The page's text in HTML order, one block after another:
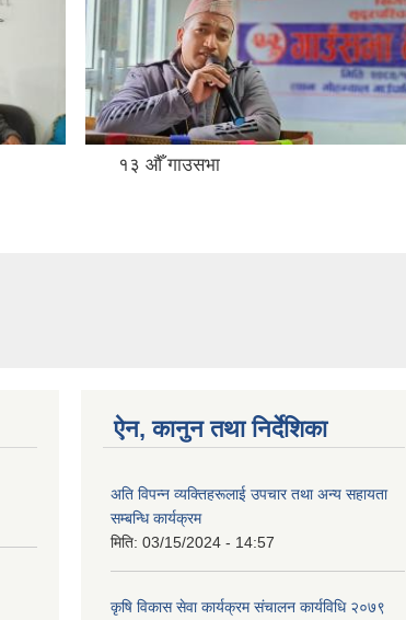
१३ औँ गाउसभा
ऐन, कानुन तथा निर्देशिका
अति विपन्न व्यक्तिहरूलाई उपचार तथा अन्य सहायता
सम्बन्धि कार्यक्रम
मिति: 03/15/2024 - 14:57
कृषि विकास सेवा कार्यक्रम संचालन कार्यविधि २०७९